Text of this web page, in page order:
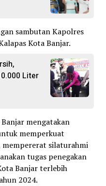
sambutan Kapolres
Kota Banjar.
Liter
mengatakan
memperkuat
mempererat silaturahmi
tugas penegakan
Banjar terlebih
2024.